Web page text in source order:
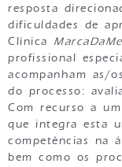
resposta
dificuldades de
Clínica
profissional
acompanham as/
do processo:
Com recurso a
que integra esta
competências na
bem como os